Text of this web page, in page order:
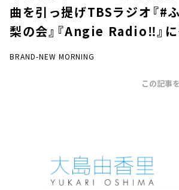
イベント・グッズ
YouTube
会社情報
曲を引っ提げTBSラジオ『#
梨の会』『Angie Radio‼︎』に
BRAND-NEW MORNING
この記事